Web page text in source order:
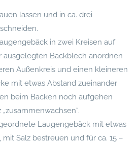
lassen und in ca. drei
in zwei Kreisen auf
ausgelegten Backblech anordnen
Außenkreis und einen kleineren
mit etwas Abstand zueinander
beim Backen noch aufgehen
Laugengebäck mit etwas
Salz bestreuen und für ca. 15 –